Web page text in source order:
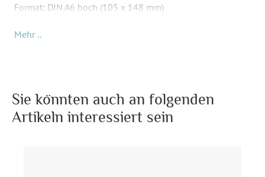
Format: DIN A6 hoch (105 x 148 mm)
Inkl. Druck Ihrer Texte und jede Karte anderer Name
Danksagungskarten, Menü- und Tischkarten, sowie
weitere schöne Hochzeitspapeterie!
Mehr ..
Sie könnten auch an folgenden
Artikeln interessiert sein